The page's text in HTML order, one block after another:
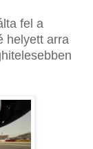
fel a
helyett arra